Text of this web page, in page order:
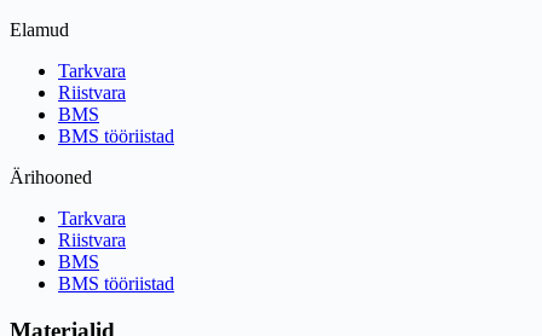
Elamud
Tarkvara
Riistvara
BMS
BMS tööriistad
Ärihooned
Tarkvara
Riistvara
BMS
BMS tööriistad
Materjalid